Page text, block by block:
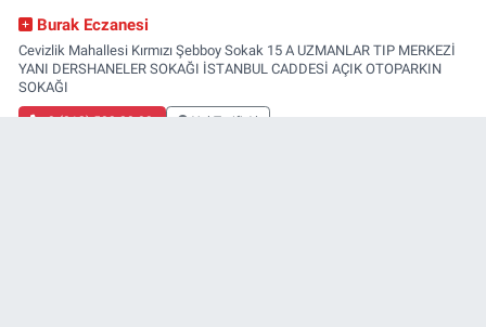
Burak Eczanesi
Cevizlik Mahallesi Kırmızı Şebboy Sokak 15 A UZMANLAR TIP MERKEZİ
YANI DERSHANELER SOKAĞI İSTANBUL CADDESİ AÇIK OTOPARKIN
SOKAĞI
0 (212) 583 28 03 Yol Tarifi Al